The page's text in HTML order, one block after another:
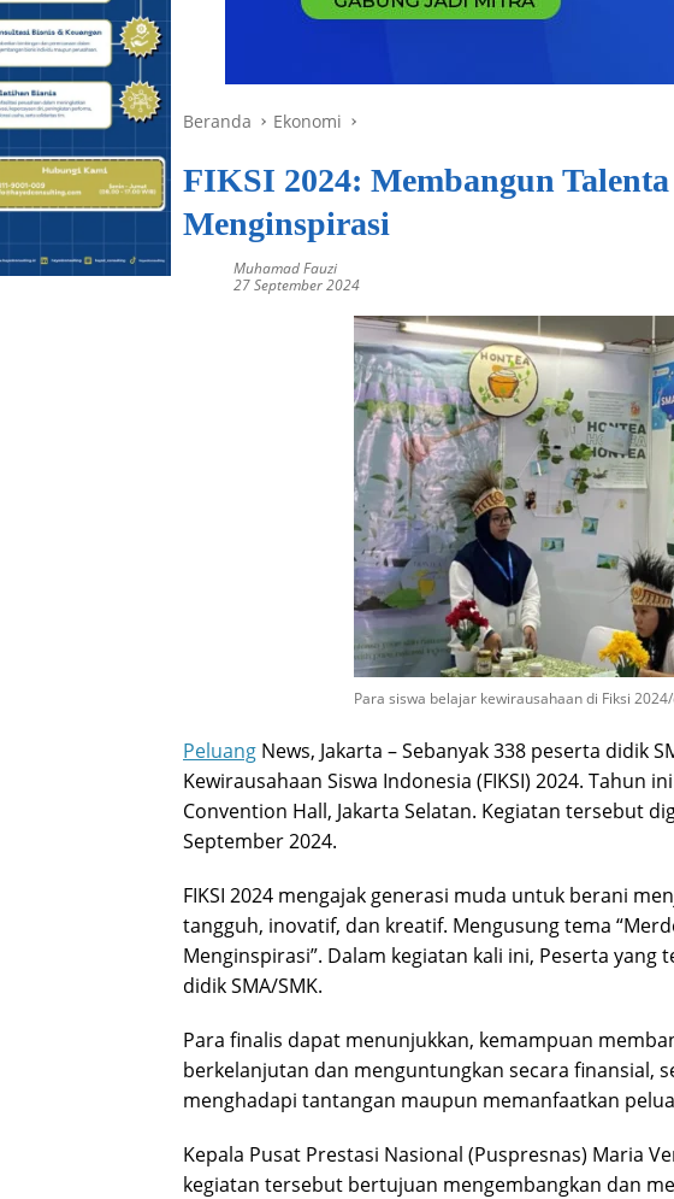
Beranda Ekonomi
FIKSI 2024: Membangun
Menginspirasi
Muhamad Fauzi
27 September 2024
Para siswa belajar kewirausahaan di Fiksi
Peluang News, Jakarta – Sebanyak 338 peserta didik
Kewirausahaan Siswa Indonesia (FIKSI) 2024. Tahun
Convention Hall, Jakarta Selatan. Kegiatan tersebut
September 2024.
FIKSI 2024 mengajak generasi muda untuk berani
tangguh, inovatif, dan kreatif. Mengusung tema
Menginspirasi”. Dalam kegiatan kali ini, Peserta
didik SMA/SMK.
Para finalis dapat menunjukkan, kemampuan
berkelanjutan dan menguntungkan secara finansial,
menghadapi tantangan maupun memanfaatkan
Kepala Pusat Prestasi Nasional (Puspresnas) Maria
kegiatan tersebut bertujuan mengembangkan dan